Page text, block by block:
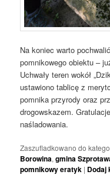
Na koniec warto
pomnikowego obiektu –
Uchwały teren wokół
ustawiono tablicę z
pomnika przyrody oraz
drogowskazem.
naśladowania.
Zaszufladkowano do
Borowina,gmina
pomnikowy eratyk | Dodaj